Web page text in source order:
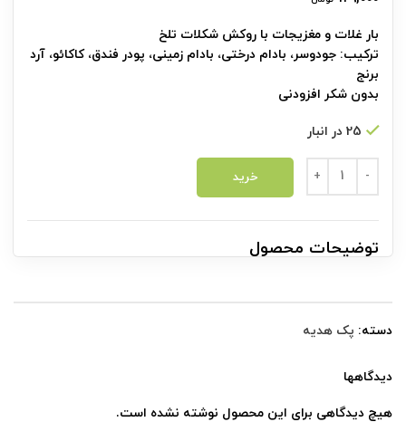
بار غلات و مغزیجات با روکش شکلات تلخ
ترکیب: جودوسر، بادام درختی، بادام زمینی، پودر فندق، کاکائو، آرد
برنج
بدون شکر افزودنی
25 در انبار
غلات بار سه مغز عدد
خرید
توضیحات محصول
دسته: پک هدیه
دیدگاهها
هیچ دیدگاهی برای این محصول نوشته نشده است.